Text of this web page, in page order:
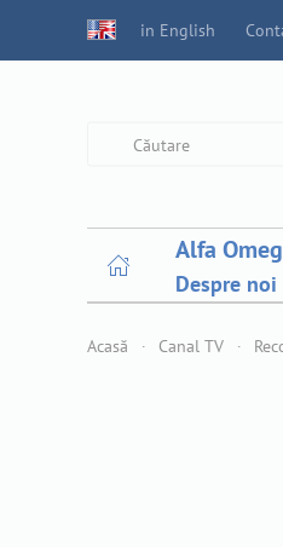
in English
Alfa
Despre noi
Acasă Canal TV